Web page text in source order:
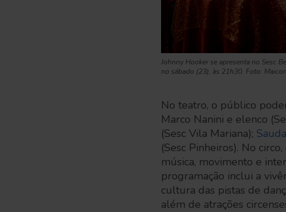
Johnny Hooker se apresenta no Sesc
no sábado (23), às 21h30. Foto:
No teatro, o público
Marco Nanini e elenco
(Sesc Vila Mariana);
(Sesc Pinheiros). No
música, movimento e
programação inclui a
cultura das pistas de
além de atrações